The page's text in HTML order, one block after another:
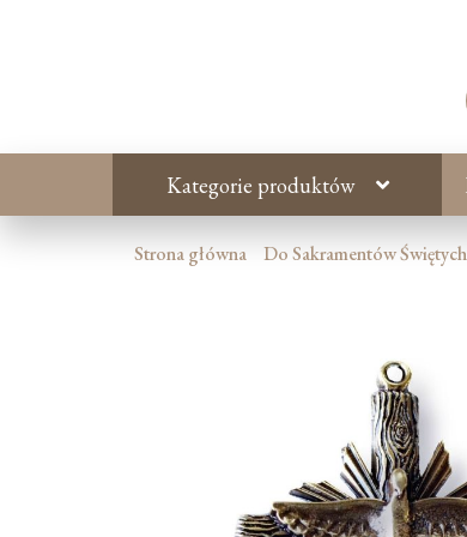
Kategorie produktów
Strona główna Do Sakramentów Świętych